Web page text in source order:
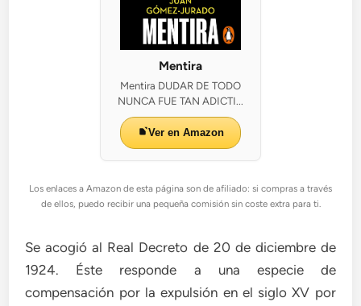
Mentira
Mentira DUDAR DE TODO
NUNCA FUE TAN ADICTI...
Ver en Amazon
Los enlaces a Amazon de esta página son de afiliado: si compras a través
de ellos, puedo recibir una pequeña comisión sin coste extra para ti.
Se acogió al Real Decreto de 20 de diciembre de
1924. Éste responde a una especie de
compensación por la expulsión en el siglo XV por